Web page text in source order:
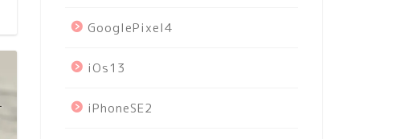
GooglePixel4
iOs13
iPhoneSE2